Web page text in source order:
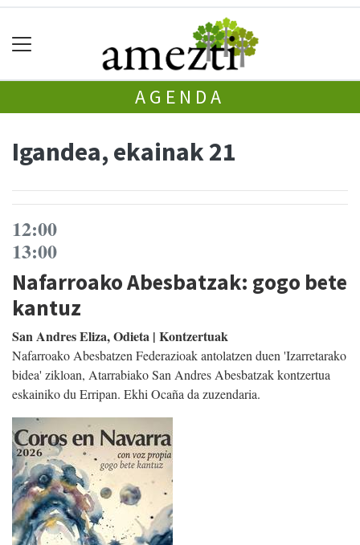
AGENDA
Igandea, ekainak 21
12:00
13:00
Nafarroako Abesbatzak: gogo bete
kantuz
San Andres Eliza, Odieta | Kontzertuak
Nafarroako Abesbatzen Federazioak antolatzen duen 'Izarretarako
bidea' zikloan, Atarrabiako San Andres Abesbatzak kontzertua
eskainiko du Erripan. Ekhi Ocaña da zuzendaria.